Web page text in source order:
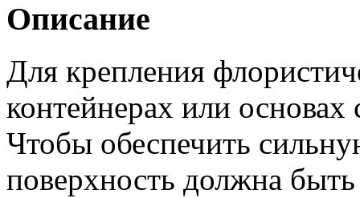
Описание
Для крепления
контейнерах или
Чтобы обеспечить
поверхность должна